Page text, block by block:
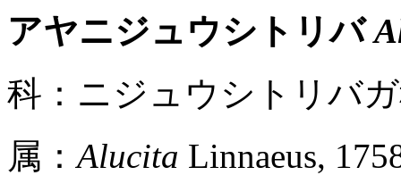
アヤニジュウシトリバ
科：ニジュウシトリバ
属：Alucita Linnaeus,